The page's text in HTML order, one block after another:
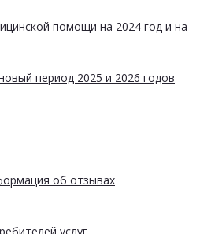
помощи на 2024 год и на
период 2025 и 2026 годов
об отзывах